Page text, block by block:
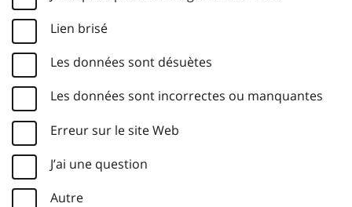
Lien brisé
Les données sont désuètes
Les données sont incorrectes ou manquantes
Erreur sur le site Web
J’ai une question
Autre